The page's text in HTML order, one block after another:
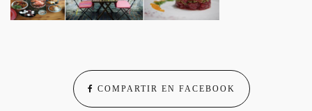
COMPARTIR EN FACEBOOK